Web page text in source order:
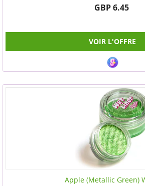
GBP 6.45
VOIR L'OFFRE
Apple (Metallic Green)